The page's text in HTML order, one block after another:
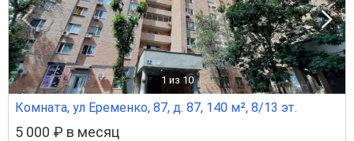
1 из 10
Комната, ул Еременко, 87, д. 87, 140 м², 8/13 эт.
5 000 ₽ в месяц